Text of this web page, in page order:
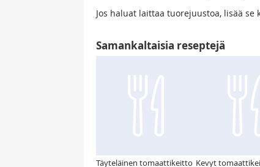
Jos haluat laittaa tuorejuustoa, lisää se
Samankaltaisia reseptejä
Täyteläinen tomaattikeitto Kevyt